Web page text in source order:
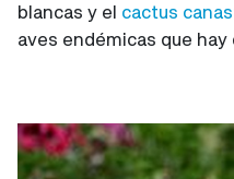
blancas y el cactus
aves endémicas que hay